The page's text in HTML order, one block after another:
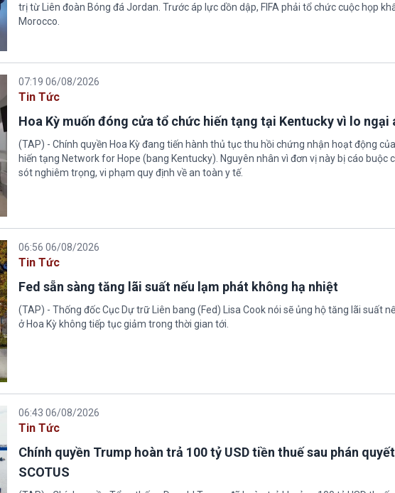
trị từ Liên đoàn Bóng đá Jordan. Trước áp lực dồn dập, FIFA phải tổ chức cuộc họp
Morocco.
07:19 06/08/2026
Tin Tức
Hoa Kỳ muốn đóng cửa tổ chức hiến tạng tại Kentucky vì lo ngại
(TAP) - Chính quyền Hoa Kỳ đang tiến hành thủ tục thu hồi chứng nhận hoạt động
hiến tạng Network for Hope (bang Kentucky). Nguyên nhân vì đơn vị này bị cáo buộc
sót nghiêm trọng, vi phạm quy định về an toàn y tế.
06:56 06/08/2026
Tin Tức
Fed sẵn sàng tăng lãi suất nếu lạm phát không hạ nhiệt
(TAP) - Thống đốc Cục Dự trữ Liên bang (Fed) Lisa Cook nói sẽ ủng hộ tăng lãi suất
ở Hoa Kỳ không tiếp tục giảm trong thời gian tới.
06:43 06/08/2026
Tin Tức
Chính quyền Trump hoàn trả 100 tỷ USD tiền thuế sau phán
SCOTUS